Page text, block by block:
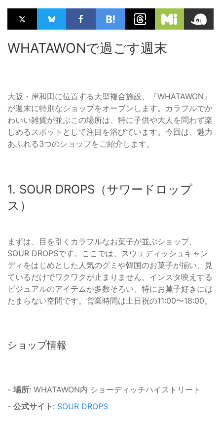
WHATAWONで過ごす週末
大阪・岸和田に位置する大型複合施設、『WHATAWON』
が週末に特別なショップをオープンします。カラフルでか
わいい雑貨が並ぶこの場所は、特に子供や大人を問わず楽
しめるスポットとして注目を浴びています。今回は、魅力
あふれる3つのショップをご紹介します。
1. SOUR DROPS（サワードロップ
ス）
まずは、目を引くカラフルなお菓子が並ぶショップ、
SOUR DROPSです。ここでは、スウェディッシュキャン
ディをはじめとした人気のグミや韓国のお菓子が揃い、見
ているだけでワクワクが止まりません。インスタ映えする
ビジュアルのアイテムが多数そろい、特にお菓子好きには
たまらない空間です。営業時間は土日祝の11:00〜18:00。
ショップ情報
- 場所: WHATAWON内 ショーディッチハイストリート
- 公式サイト : SOUR DROPS